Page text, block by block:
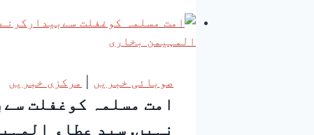
صوبائی خبریں مرکزی خبریں
امت مسلمہ کوغفلت
نہیں. سید عطاء